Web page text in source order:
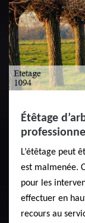
Étêtage
L’étêtage peut
est malmenée.
pour les
effectuer en
recours au